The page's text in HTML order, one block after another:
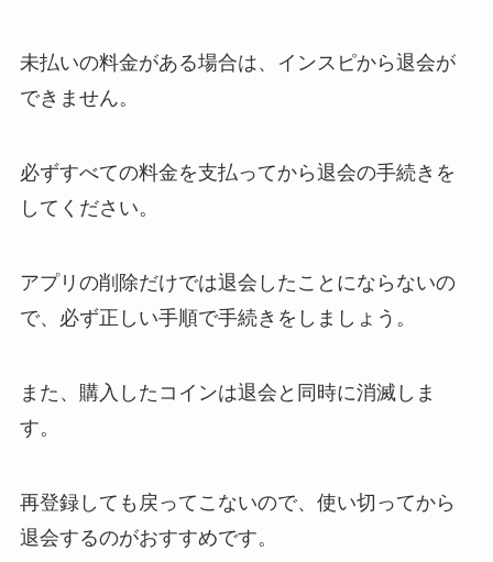
未払いの料金がある場合は、インスピから退会が
できません。
必ずすべての料金を支払ってから退会の手続きを
してください。
アプリの削除だけでは退会したことにならないの
で、必ず正しい手順で手続きをしましょう。
また、購入したコインは退会と同時に消滅しま
す。
再登録しても戻ってこないので、使い切ってから
退会するのがおすすめです。